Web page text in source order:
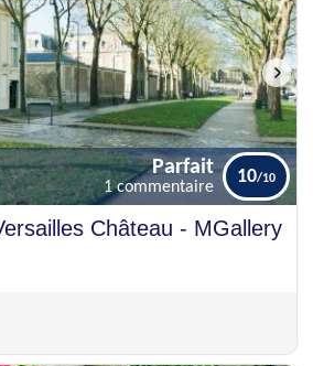
Parfait 10
Château - MGallery
Parfait
1 commentaire
10